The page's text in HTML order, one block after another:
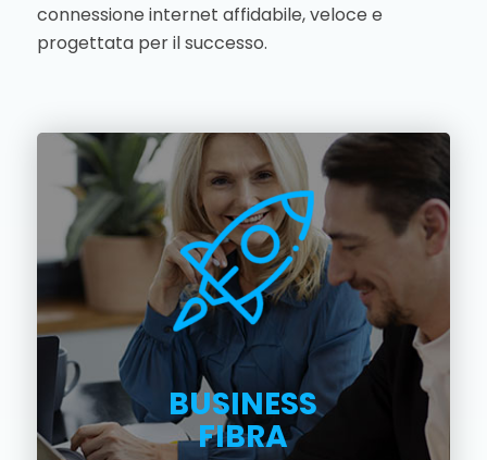
connessione internet affidabile, veloce e
progettata per il successo.
BUSINESS
FIBRA